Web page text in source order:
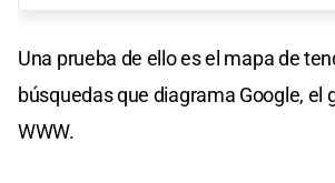
Una prueba de ello es el mapa de
búsquedas que diagrama Google, el
WWW.